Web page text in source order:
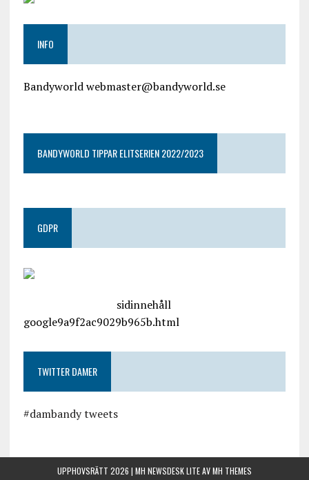
INFO
Bandyworld webmaster@bandyworld.se
BANDYWORLD TIPPAR ELITSERIEN 2022/2023
GDPR
sidinnehåll
google9a9f2ac9029b965b.html
TWITTER DAMER
#dambandy tweets
UPPHOVSRÄTT 2026 | MH NEWSDESK LITE AVMH THEMES